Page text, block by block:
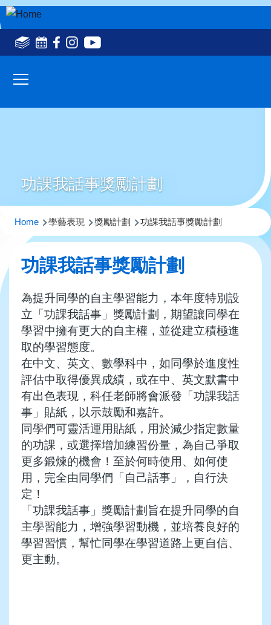
Skip to main content
Social
Media
navigation
功課我話事獎勵計劃
Breadcrumb
Home 學藝表現 獎勵計劃 功課我話事獎勵計劃
功課我話事獎勵計劃
為提升同學的自主學習能力，本年度特別設
立「功課我話事」獎勵計劃，期望讓同學在
學習中擁有更大的自主權，並從建立積極進
取的學習態度。
在中文、英文、數學科中，如同學於進度性
評估中取得優異成績，或在中、英文默書中
有出色表現，科任老師將會派發「功課我話
事」貼紙，以示鼓勵和嘉許。
同學們可靈活運用貼紙，用於減少指定數量
的功課，或選擇增加練習份量，為自己爭取
更多鍛煉的機會！至於何時使用、如何使
用，完全由同學們「自己話事」，自行決
定！
「功課我話事」獎勵計劃旨在提升同學的自
主學習能力，增強學習動機，並培養良好的
學習習慣，幫忙同學在學習道路上更自信、
更主動。